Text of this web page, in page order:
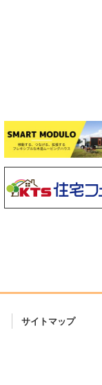
サイトマップ